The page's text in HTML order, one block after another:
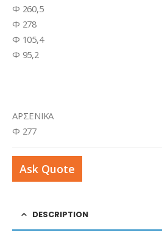
Φ 260,5
Φ 278
Φ 105,4
Φ 95,2
ΑΡΣΕΝΙΚΑ
Φ 277
Ask Quote
DESCRIPTION